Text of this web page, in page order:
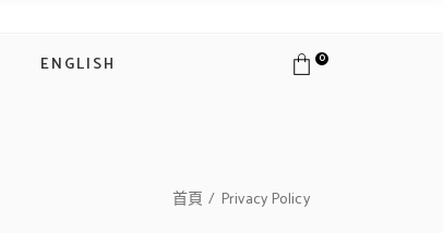
ENGLISH 0
首頁 Privacy Policy